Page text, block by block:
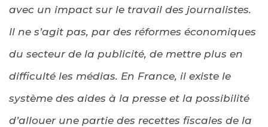
avec un impact sur le travail des journalistes.
Il ne s’agit pas, par des réformes économiques
du secteur de la publicité, de mettre plus en
difficulté les médias. En France, il existe le
système des aides à la presse et la possibilité
d’allouer une partie des recettes fiscales de la